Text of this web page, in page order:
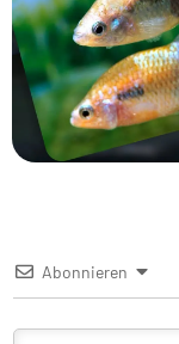
Abonnieren